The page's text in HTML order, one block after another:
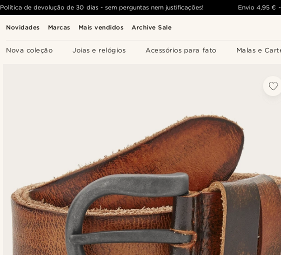
Novidades Marcas Mais vendidos Archive Sale
Nova coleção Joias e relógios Acessórios para fato Malas e
Política de devolução de 30 dias - sem perguntas nem justificações! Envio 4,95 € -